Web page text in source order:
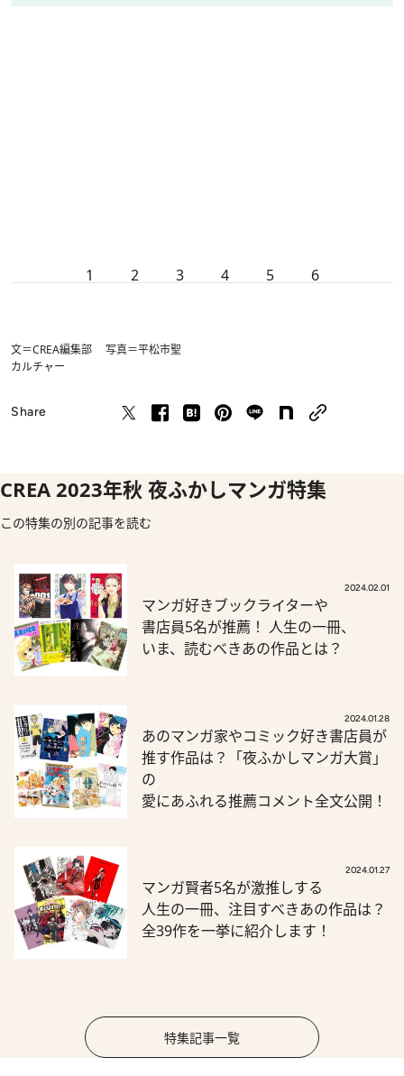
1 2 3 4 5 6
文＝CREA編集部 写真＝平松市聖
カルチャー
Share
CREA 2023年秋 夜ふかしマンガ特集
この特集の別の記事を読む
2024.02.01
マンガ好きブックライターや
書店員5名が推薦！ 人生の一冊、
いま、読むべきあの作品とは？
2024.01.28
あのマンガ家やコミック好き書店員が
推す作品は？「夜ふかしマンガ大賞」
の
愛にあふれる推薦コメント全文公開！
2024.01.27
マンガ賢者5名が激推しする
人生の一冊、注目すべきあの作品は？
全39作を一挙に紹介します！
特集記事一覧